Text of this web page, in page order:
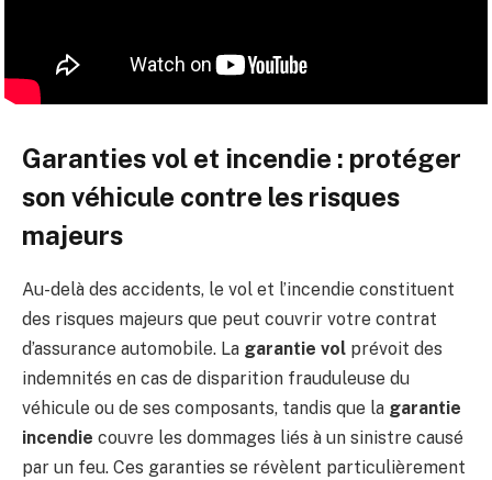
Garanties vol et incendie : protéger
son véhicule contre les risques
majeurs
Au-delà des accidents, le vol et l’incendie constituent
des risques majeurs que peut couvrir votre contrat
d’assurance automobile. La garantie vol prévoit des
indemnités en cas de disparition frauduleuse du
véhicule ou de ses composants, tandis que la garantie
incendie couvre les dommages liés à un sinistre causé
par un feu. Ces garanties se révèlent particulièrement